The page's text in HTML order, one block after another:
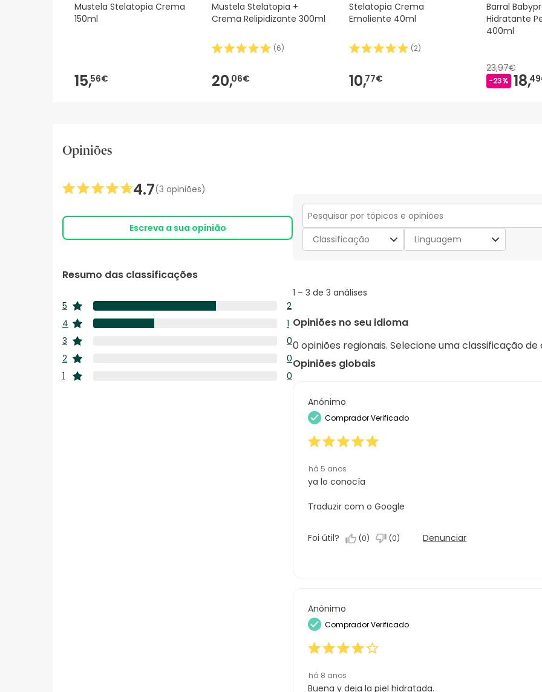
Mustela Stelatopia Crema
150ml
15,56€
Mustela Stelatopia +
Crema Relipidizante 300ml
(6)
20,06€
Stelatopia Crema
Emoliente 40ml
(2)
10,77€
Barral
Hidratante
400ml
23,97€
-23% 18,
Opiniões
Resumo das classificações
5
estrelas
2
2
análises
com
5
estrelas.
4
estrelas
1
1
análise
com
4
3
estrelas
0
0
análise
com
estrelas.
2
estrelas
0
0
análise
estrelas.
1
estrelas
0
análise
estrela.
4.7(3 opiniões)
Escreva a sua opinião
Secção
para
pesquisar
Classificação Linguagem
1
to
de
análises
1 – 3 de 3 análises
Opiniões no seu idioma
0 opiniões regionais. Selecione uma classificação
Opiniões globais
Anónimo
Comprador Verificado
há 5 anos
ya lo conocía
Traduzir com o Google
Foi útil? (0) (0) Denunciar
Anónimo
Comprador Verificado
há 8 anos
Buena y deja la piel hidratada.